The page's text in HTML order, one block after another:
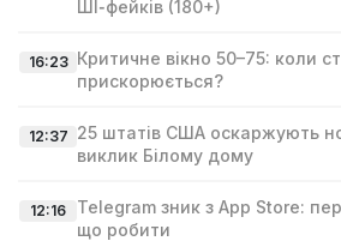
ШІ‑фейків (180+)
16:23 Критичне вікно 50–75: коли
прискорюється?
12:37 25 штатів США оскаржують
виклик Білому дому
12:16
Telegram зник з App Store:
що робити